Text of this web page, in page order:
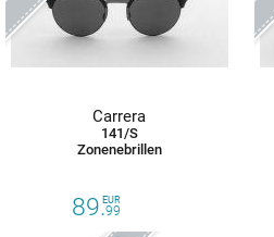
Carrera
141/S
Zonenebrillen
89.99
EUR